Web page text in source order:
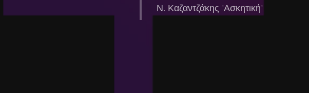
Ν. Καζαντζάκης 'Ασκητική'